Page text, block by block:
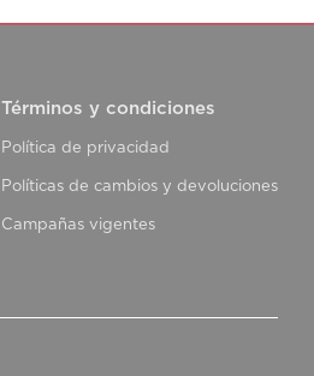
Términos y condiciones
Política de privacidad
Políticas de cambios y devoluciones
Campañas vigentes